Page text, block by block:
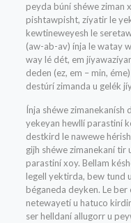
peyda búní shéwe ziman
pishtawpisht, zíyatir le
kewtineweyesh le
(aw-ab-av) ínja le watay
way lé dét, em
deden (ez, em – min,
destúrí zimanda u gelék
Ínja shéwe zimanekanísh
yekeyan hewllí parastiní
destkird le nawewe
gijh shéwe zimanekaní tir
parastiní xoy. Bellam
legell yektirda, bew tund
béganeda deyken. Le
netewayetí u hatuco
ser helldaní allugorr u